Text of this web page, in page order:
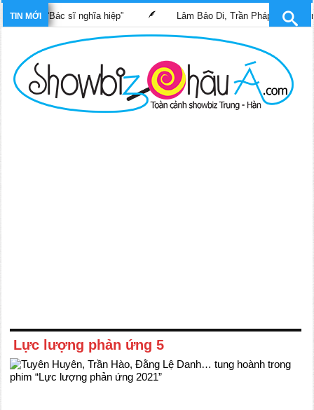
TIN MỚI
“Bác sĩ nghĩa hiệp” Lâm Bảo Di, Trần Pháp Dung tái
Lực lượng phản ứng 5